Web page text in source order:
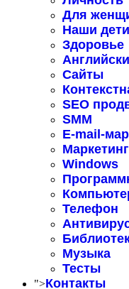
Для
Наши дети
Здоровье
Сайты
SEO
SMM
E-mail-
Windows
Телефон
Музыка
Тесты
">Контакты